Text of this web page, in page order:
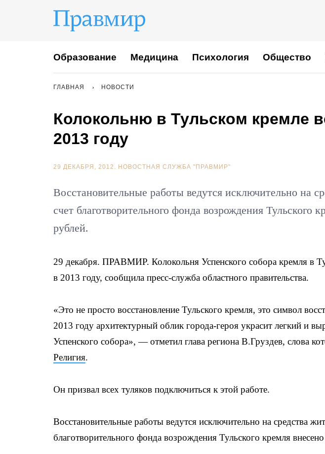
Образование Медицина Психология Общество
ГЛАВНАЯ НОВОСТИ
Колокольню в Тульском кремле
2013 году
29 ДЕКАБРЯ, 2012. НОВОСТНАЯ СЛУЖБА "ПРАВМИР"
Восстановительные работы ведутся исключительно на
счет благотворительного фонда возрождения Тульского
рублей.
29 декабря. ПРАВМИР. Колокольня Успенского собора кремля в
в 2013 году, сообщила пресс-служба областного правительства.
«Это не просто восстановление Тульского кремля, это символ
2013 году архитектурный облик города-героя украсит легкий и
Успенского собора», — отметил глава региона В.Груздев, слова
Религия.
Он призвал всех туляков подключиться к этой работе.
Восстановительные работы ведутся исключительно на средства
благотворительного фонда возрождения Тульского кремля